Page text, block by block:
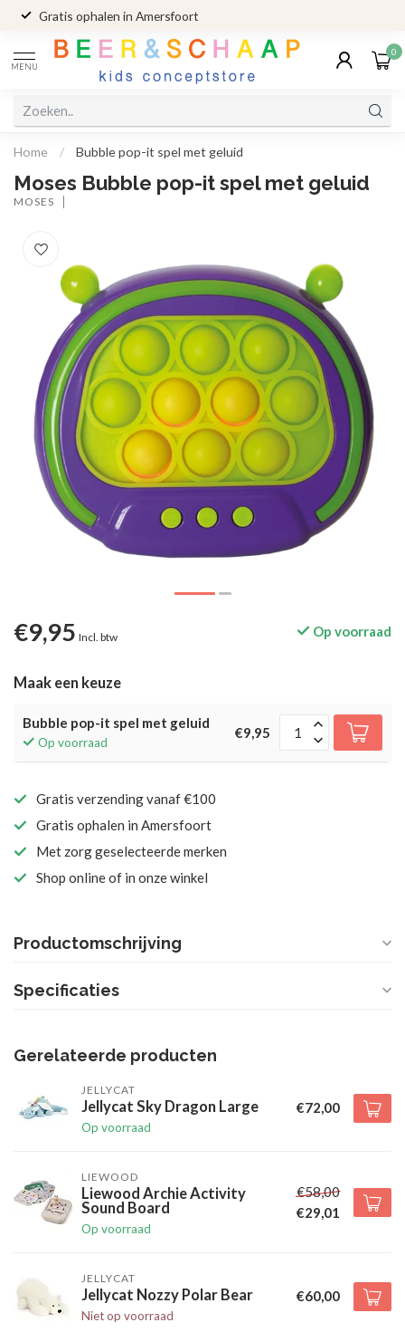
Gratis ophalen in Amersfoort
MENU
0
Home / Bubble pop-it spel met geluid
Moses Bubble pop-it spel met geluid
MOSES
€9,95 Incl. btw Op voorraad
Maak een keuze
Bubble pop-it spel met geluid
Op voorraad
€9,95
Gratis verzending vanaf €100
Gratis ophalen in Amersfoort
Met zorg geselecteerde merken
Shop online of in onze winkel
Productomschrijving
Specificaties
Gerelateerde producten
JELLYCAT
Jellycat Sky Dragon Large
Op voorraad
€72,00
LIEWOOD
Liewood Archie Activity
Sound Board
Op voorraad
€58,00
€29,01
JELLYCAT
Jellycat Nozzy Polar Bear
Niet op voorraad
€60,00